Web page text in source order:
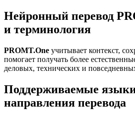
Нейронный перевод
и терминология
PROMT.One учитывает контекст,
помогает получать более
деловых, технических и
Поддерживаемые
направления перевода